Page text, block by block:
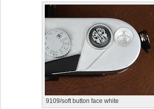
9109/soft button face white